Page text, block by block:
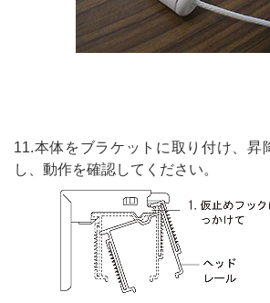
11.本体をブラケットに取り付け、昇
し、動作を確認してください。